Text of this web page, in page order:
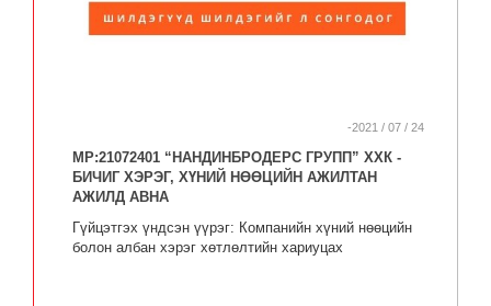
-2021 / 07 / 24
MP:21072401 “НАНДИНБРОДЕРС ГРУПП” ХХК -
БИЧИГ ХЭРЭГ, ХҮНИЙ НӨӨЦИЙН АЖИЛТАН
АЖИЛД АВНА
Гүйцэтгэх үндсэн үүрэг: Компанийн хүний нөөцийн
болон албан хэрэг хөтлөлтийн хариуцах